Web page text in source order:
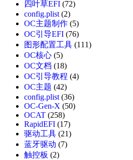
四叶草EFI (72)
config.plist(2)
OC主题制作 (5)
OC引导EFI (76)
图形配置工具 (111)
OC核心 (5)
OC文档 (18)
OC引导教程 (4)
OC主题 (42)
config.plist(36)
OC-Gen-X (50)
OCAT (258)
RapidEFI (17)
驱动工具 (21)
蓝牙驱动 (7)
触控板 (2)